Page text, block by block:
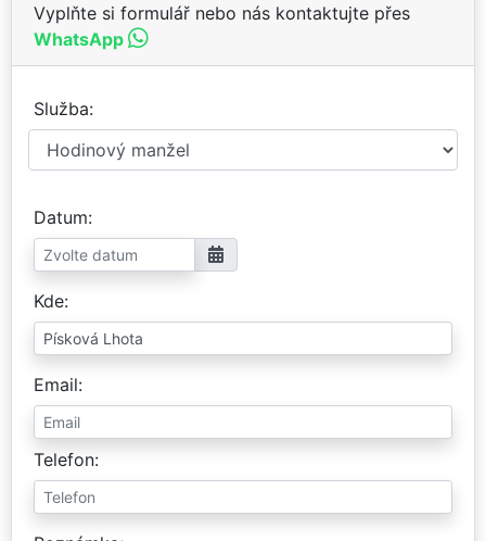
Vyplňte si formulář nebo nás kontaktujte přes
WhatsApp
Služba
Datum
Kde
Email
Telefon